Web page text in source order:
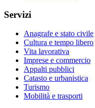
Servizi
Anagrafe e stato civile
Cultura e tempo libero
Vita lavorativa
Imprese e commercio
Appalti pubblici
Catasto e urbanistica
Turismo
Mobilità e trasporti